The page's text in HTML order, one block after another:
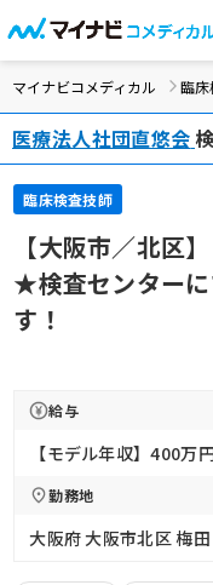
マイナビコメディカル 臨床
医療法人社団直悠会
臨床検査技師
【大阪市／北
★検査センター
す！
給与
【モデル年収】400万
勤務地
大阪府 大阪市北区 梅